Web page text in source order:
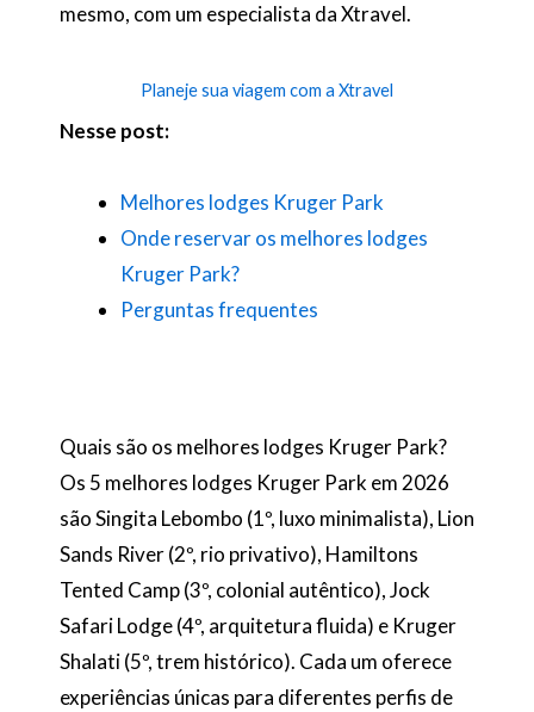
mesmo, com um especialista da Xtravel.
Planeje sua viagem com a Xtravel
Nesse post:
Melhores lodges Kruger Park
Onde reservar os melhores lodges
Kruger Park?
Perguntas frequentes
Quais são os melhores lodges Kruger Park?
Os 5 melhores lodges Kruger Park em 2026
são Singita Lebombo (1º, luxo minimalista), Lion
Sands River (2º, rio privativo), Hamiltons
Tented Camp (3º, colonial autêntico), Jock
Safari Lodge (4º, arquitetura fluida) e Kruger
Shalati (5º, trem histórico). Cada um oferece
experiências únicas para diferentes perfis de